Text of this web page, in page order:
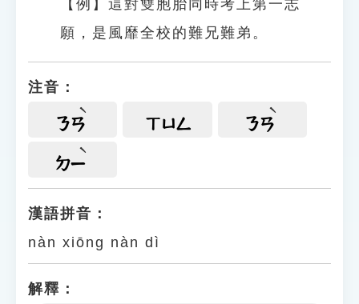
【例】這對雙胞胎同時考上第一志
願，是風靡全校的難兄難弟。
注音：
ㄋㄢ ㄒㄩㄥ ㄋㄢ
ㄉㄧ
漢語拼音：
nàn xiōng nàn dì
解釋：